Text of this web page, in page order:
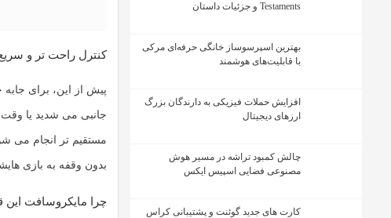
Testaments و جزئیات داستان
بهترین اسپرسوساز خانگی حرفه‌ای مرکی
با قابلیت‌های هوشمند
افزایش حملات فیزیکی به دارندگان بزرگ
ارزهای دیجیتال
چالش کمبود تراشه در مسیر هوش
مصنوعی فضایی اسپیس ایکس
کارت های جدید گوئنت و پشتیبانی کراس
کنترل راحت تر و سریع
پیش از این، برای جابه
جانبی می شدید یا وقت
مستقیم تر انجام می
بدون وقفه به بازی
چرا مایکروسافت این